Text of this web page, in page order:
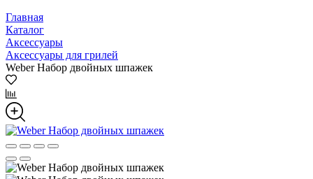
Главная
Каталог
Аксессуары
Аксессуары для грилей
Weber Набор двойных шпажек